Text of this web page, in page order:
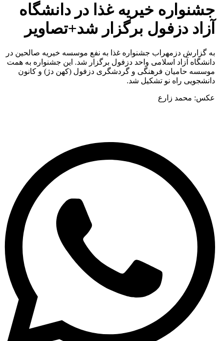
خیریه غذا در دانشگاه
دزفول برگزار شد+تصاویر
گزارش دزمهراب جشنواره غذا به نفع موسسه خیریه صالحین در
آزاد اسلامی واحد دزفول برگزار شد. این جشنواره به همت
حامیان فرهنگی و گردشگری دزفول (کهن دژ) و کانون
راه نو تشکیل شد.
محمد زارع